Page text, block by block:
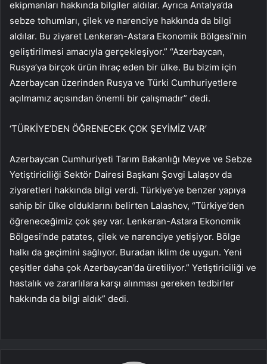
ekipmanları hakkında bilgiler aldılar. Ayrıca Antalya’da
sebze tohumları, çilek ve narenciye hakkında da bilgi
aldılar. Bu ziyaret Lenkeran-Astara Ekonomik Bölgesi’nin
geliştirilmesi amacıyla gerçekleşiyor.” “Azerbaycan,
Rusya’ya birçok ürün ihraç eden bir ülke. Bu bizim için
Azerbaycan üzerinden Rusya ve Türki Cumhuriyetlere
açılmamız açısından önemli bir çalışmadır” dedi.
‘TÜRKİYE’DEN ÖĞRENECEK ÇOK ŞEYİMİZ VAR’
Azerbaycan Cumhuriyeti Tarım Bakanlığı Meyve ve Sebze
Yetiştiriciliği Sektör Dairesi Başkanı Şovgi Lalaşov da
ziyaretleri hakkında bilgi verdi. Türkiye’ye benzer yapıya
sahip bir ülke olduklarını belirten Lalashov, “Türkiye’den
öğreneceğimiz çok şey var. Lenkeran-Astara Ekonomik
Bölgesi’nde patates, çilek ve narenciye yetişiyor. Bölge
halkı da geçimini sağlıyor. Buradan iklim de uygun. Yeni
çeşitler daha çok Azerbaycan’da üretiliyor.” Yetiştiriciliği ve
hastalık ve zararlılara karşı alınması gereken tedbirler
hakkında da bilgi aldık” dedi.